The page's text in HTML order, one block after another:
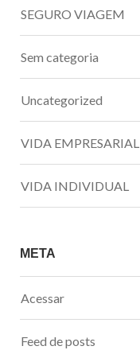
SEGURO VIAGEM
Sem categoria
Uncategorized
VIDA EMPRESARIAL
VIDA INDIVIDUAL
META
Acessar
Feed de posts